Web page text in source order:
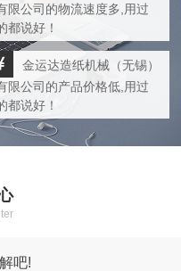
限公司的物流速度多,用过
都说好！
金运达造纸机械（无锡）
限公司的产品价格低,用过
都说好！
吧!